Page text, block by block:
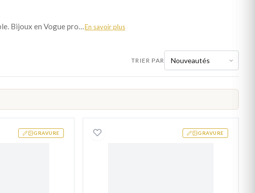
La plaque militaire, ou dog tag, est devenue un accessoire de mode masculin incontournable. Bijoux en Vogue propose des colliers plaque militaire homme en acier, robustes et gravables, pour un style affirmé au quotidien. Portée seule ou superposée, la plaque militaire apporte une touche virile et personnalisée à votre tenue. Nos modèles sont disponibles dès 29 €, avec livraison offerte en France métropolitaine et écrin cadeau.En savoir plus
TRIER PAR
GRAVURE
Collier plaque militaire acier gravable Mesmir GRAVURE
Collier plaque militaire